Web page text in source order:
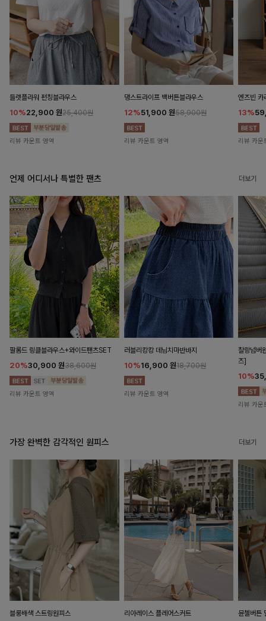
들렛플라워 펀칭블라우스
10%22,900 원25,400원
리뷰 카운트 영역
댕스트라이프 백버튼블라우스
12%51,900 원58,900원
리뷰 카운트 영역
엔즈빈
13%
리뷰 카운
언제 어디서나 특별한 팬츠 더보기
팔롬드 링클블라우스+와이드팬츠SET
20%30,900 원38,600원
리뷰 카운트 영역
러블리캉캉 데님치마반바지
10%16,900 원18,700원
리뷰 카운트 영역
찰랑넘버
즈]
10%
리뷰 카운
가장 완벽한 감각적인 원피스 더보기
블룽배색 스트링원피스 리아레이스 플레어스커트 뮨첼버튼